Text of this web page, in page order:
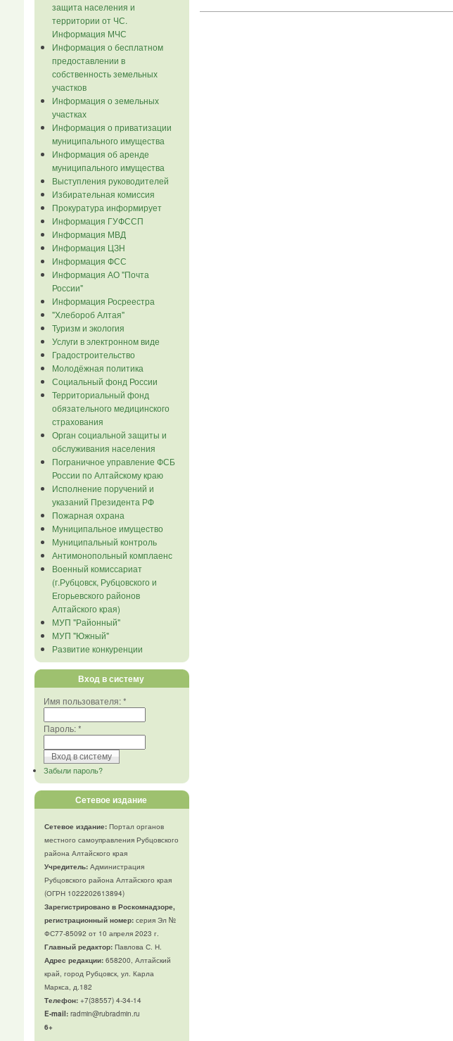
защита населения и
территории от ЧС.
Информация МЧС
Информация о бесплатном
предоставлении в
собственность земельных
участков
Информация о земельных
участках
Информация о приватизации
муниципального имущества
Информация об аренде
муниципального имущества
Выступления руководителей
Избирательная комиссия
Прокуратура информирует
Информация ГУФССП
Информация МВД
Информация ЦЗН
Информация ФСС
Информация АО "Почта
России"
Информация Росреестра
"Хлебороб Алтая"
Туризм и экология
Услуги в электронном виде
Градостроительство
Молодёжная политика
Социальный фонд России
Территориальный фонд
обязательного медицинского
страхования
Орган социальной защиты и
обслуживания населения
Пограничное управление ФСБ
России по Алтайскому краю
Исполнение поручений и
указаний Президента РФ
Пожарная охрана
Муниципальное имущество
Муниципальный контроль
Антимонопольный комплаенс
Военный комиссариат
(г.Рубцовск, Рубцовского и
Егорьевского районов
Алтайского края)
МУП "Районный"
МУП "Южный"
Развитие конкуренции
Вход в систему
Имя пользователя:*
Пароль:*
Забыли пароль?
Сетевое издание
Сетевое издание:Портал органов
местного самоуправления Рубцовского
района Алтайского края
Учредитель:Администрация
Рубцовского района Алтайского края
(ОГРН 1022202613894)
Зарегистрировано в Роскомнадзоре,
регистрационный номер:серия Эл №
ФС77-85092 от 10 апреля 2023 г.
Главный редактор:Павлова С. Н.
Адрес редакции:658200, Алтайский
край, город Рубцовск, ул. Карла
Маркса, д.182
Телефон:+7(38557) 4-34-14
E-mail:radmin@rubradmin.ru
6+